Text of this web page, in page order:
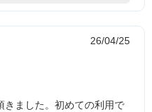
26/04/25
きました。初めての利用で